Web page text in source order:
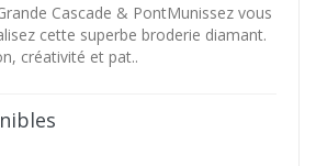
Cascade & PontMunissez vous
cette superbe broderie diamant.
créativité et pat..